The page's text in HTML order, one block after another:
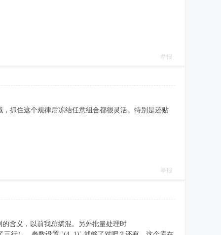
举报
，抓住这个规律后冻结任意组合都很灵活。特别是还贴
举报
的含义，以前我总搞混。另外批量处理时